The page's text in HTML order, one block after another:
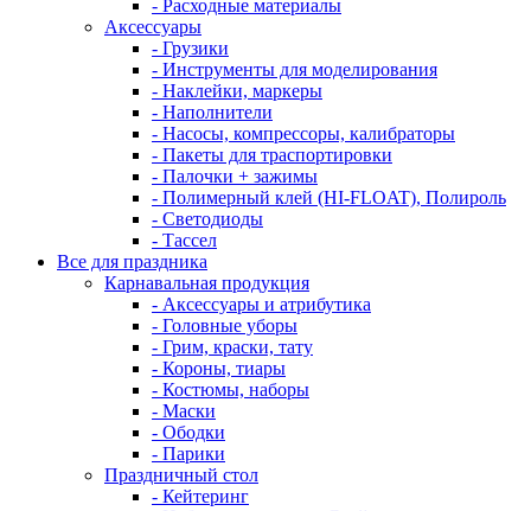
- Расходные материалы
Аксессуары
- Грузики
- Инструменты для моделирования
- Наклейки, маркеры
- Наполнители
- Насосы, компрессоры, калибраторы
- Пакеты для траспортировки
- Палочки + зажимы
- Полимерный клей (HI-FLOAT), Полироль
- Светодиоды
- Тассел
Все для праздника
Карнавальная продукция
- Аксессуары и атрибутика
- Головные уборы
- Грим, краски, тату
- Короны, тиары
- Костюмы, наборы
- Маски
- Ободки
- Парики
Праздничный стол
- Кейтеринг